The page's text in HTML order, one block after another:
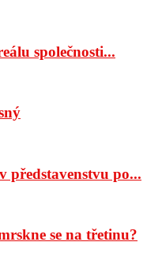
společnosti...
představenstvu po...
se na třetinu?